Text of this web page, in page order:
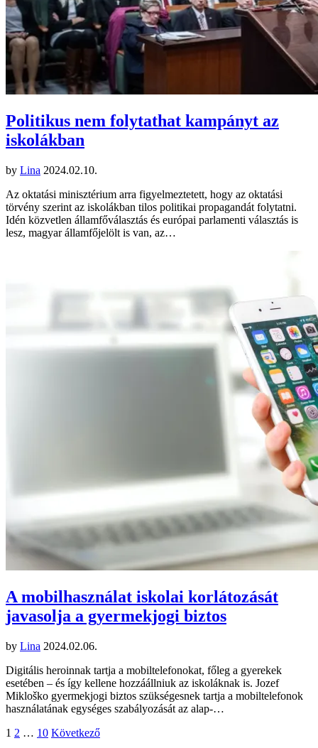
Politikus nem folytathat kampányt az
iskolákban
by Lina 2024.02.10.
Az oktatási minisztérium arra figyelmeztetett, hogy az oktatási
törvény szerint az iskolákban tilos politikai propagandát folytatni.
Idén közvetlen államfőválasztás és európai parlamenti választás is
lesz, magyar államfőjelölt is van, az…
A mobilhasználat iskolai korlátozását
javasolja a gyermekjogi biztos
by Lina 2024.02.06.
Digitális heroinnak tartja a mobiltelefonokat, főleg a gyerekek
esetében – és így kellene hozzáállniuk az iskoláknak is. Jozef
Mikloško gyermekjogi biztos szükségesnek tartja a mobiltelefonok
használatának egységes szabályozását az alap-…
Bejegyzések
1 2 … 10 Következő